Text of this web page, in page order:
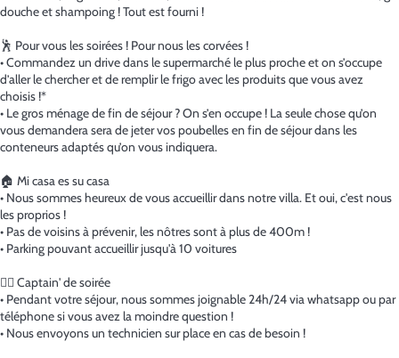
douche et shampoing ! Tout est fourni !
🕺 Pour vous les soirées ! Pour nous les corvées !
• Commandez un drive dans le supermarché le plus proche et on s’occupe
d’aller le chercher et de remplir le frigo avec les produits que vous avez
choisis !*
• Le gros ménage de fin de séjour ? On s’en occupe ! La seule chose qu’on
vous demandera sera de jeter vos poubelles en fin de séjour dans les
conteneurs adaptés qu’on vous indiquera.
🏠 Mi casa es su casa
• Nous sommes heureux de vous accueillir dans notre villa. Et oui, c'est nous
les proprios !
• Pas de voisins à prévenir, les nôtres sont à plus de 400m !
• Parking pouvant accueillir jusqu'à 10 voitures
👩‍✈️ Captain' de soirée
• Pendant votre séjour, nous sommes joignable 24h/24 via whatsapp ou par
téléphone si vous avez la moindre question !
• Nous envoyons un technicien sur place en cas de besoin !